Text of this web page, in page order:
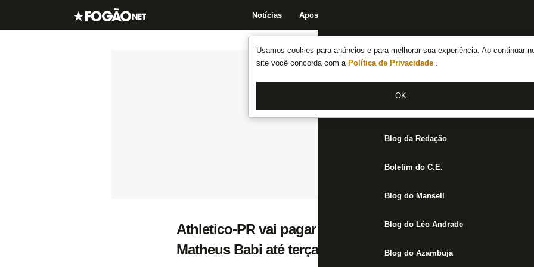
Usamos cookies para anúncios e para melhorar sua experiência. Ao continuar
site você concorda com a Política de Privacidade .
OK
Notícias Apostas
Notícias do Botafogo
Fórum
Jogos
Blog da Redação
Boletim do C.E.
Blog do Mansell
Blog do Léo Andrade
Blog do Azambuja
Athletico-PR vai pagar R$ 3 milhões ao Botafogo e
Matheus Babi até terça